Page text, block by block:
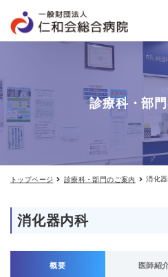
内
ご
案
診療科・部
トップページ 診療科・部門のご案内 消化
消化器内科
概要 医師紹